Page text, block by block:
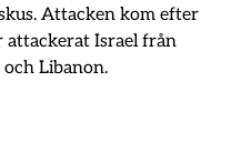
Attacken kom efter
attackerat Israel från
och Libanon.